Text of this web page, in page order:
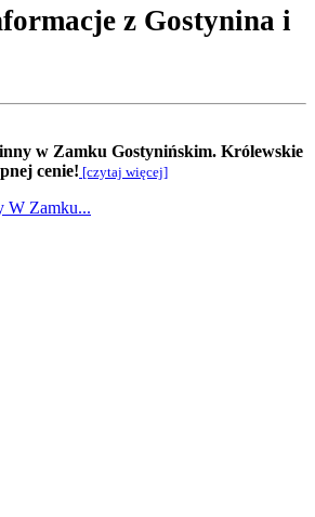
z Gostynina i
w Zamku Gostynińskim. Królewskie
cenie! [czytaj więcej]